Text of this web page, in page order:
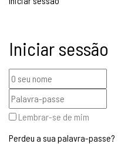
Iniciar sessão
Lembrar-se de mim
Perdeu a sua palavra-passe?